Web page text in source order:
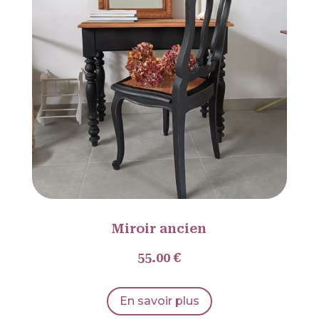
Miroir ancien
55.00 €
En savoir plus